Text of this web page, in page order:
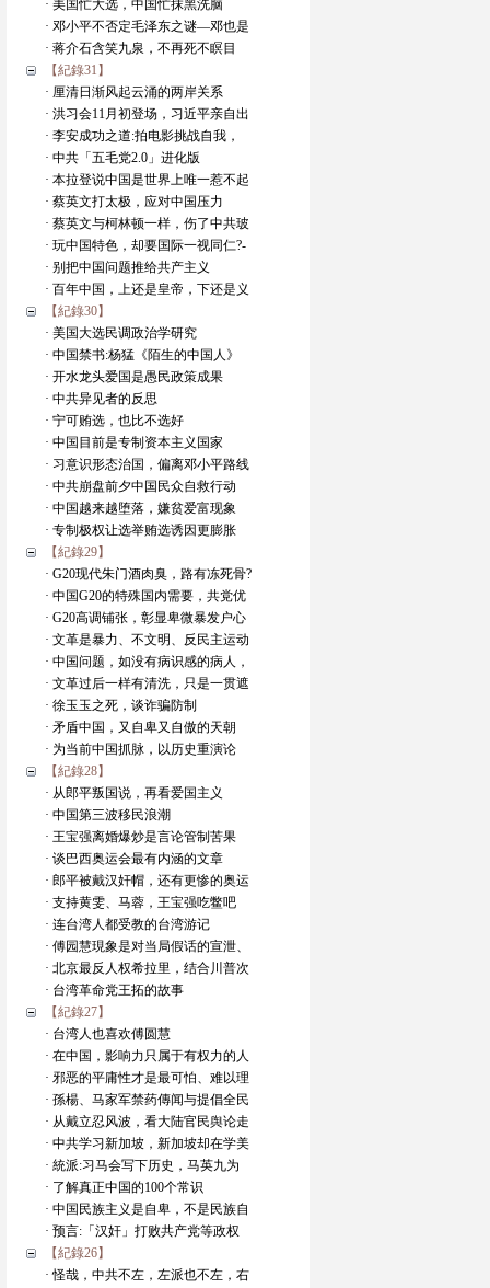
· 美国忙大选，中国忙抹黑洗脑
· 邓小平不否定毛泽东之谜—邓也是
· 蒋介石含笑九泉，不再死不瞑目
【紀錄31】
· 厘清日渐风起云涌的两岸关系
· 洪习会11月初登场，习近平亲自出
· 李安成功之道:拍电影挑战自我，
· 中共「五毛党2.0」进化版
· 本拉登说中国是世界上唯一惹不起
· 蔡英文打太极，应对中国压力
· 蔡英文与柯林顿一样，伤了中共玻
· 玩中国特色，却要国际一视同仁?-
· 别把中国问题推给共产主义
· 百年中国，上还是皇帝，下还是义
【紀錄30】
· 美国大选民调政治学研究
· 中国禁书:杨猛《陌生的中国人》
· 开水龙头爱国是愚民政策成果
· 中共异见者的反思
· 宁可贿选，也比不选好
· 中国目前是专制资本主义国家
· 习意识形态治国，偏离邓小平路线
· 中共崩盘前夕中国民众自救行动
· 中国越来越堕落，嫌贫爱富现象
· 专制极权让选举贿选诱因更膨胀
【紀錄29】
· G20现代朱门酒肉臭，路有冻死骨?
· 中国G20的特殊国内需要，共党优
· G20高调铺张，彰显卑微暴发户心
· 文革是暴力、不文明、反民主运动
· 中国问题，如没有病识感的病人，
· 文革过后一样有清洗，只是一贯遮
· 徐玉玉之死，谈诈骗防制
· 矛盾中国，又自卑又自傲的天朝
· 为当前中国抓脉，以历史重演论
【紀錄28】
· 从郎平叛国说，再看爱国主义
· 中国第三波移民浪潮
· 王宝强离婚爆炒是言论管制苦果
· 谈巴西奥运会最有内涵的文章
· 郎平被戴汉奸帽，还有更惨的奥运
· 支持黄雯、马蓉，王宝强吃鳖吧
· 连台湾人都受教的台湾游记
· 傅园慧現象是对当局假话的宣泄、
· 北京最反人权希拉里，结合川普次
· 台湾革命党王拓的故事
【紀錄27】
· 台湾人也喜欢傅圆慧
· 在中国，影响力只属于有权力的人
· 邪恶的平庸性才是最可怕、难以理
· 孫楊、马家军禁药傳闻与提倡全民
· 从戴立忍风波，看大陆官民舆论走
· 中共学习新加坡，新加坡却在学美
· 統派:习马会写下历史，马英九为
· 了解真正中国的100个常识
· 中国民族主义是自卑，不是民族自
· 预言:「汉奸」打败共产党等政权
【紀錄26】
· 怪哉，中共不左，左派也不左，右